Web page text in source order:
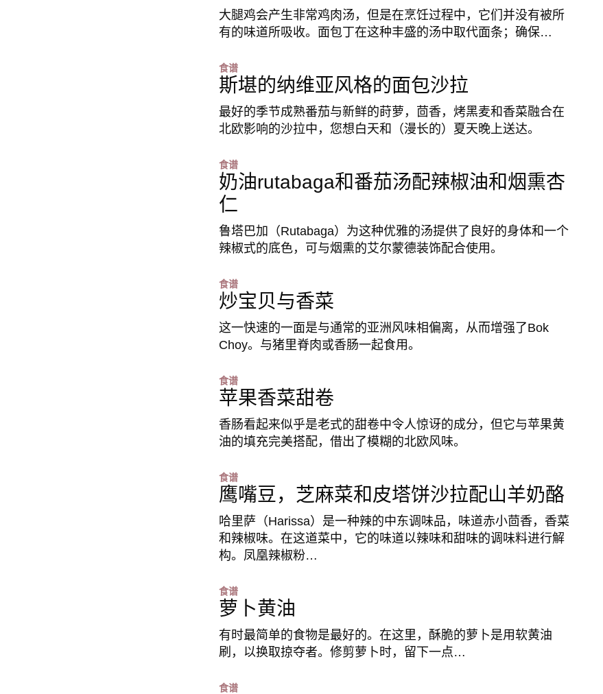
大腿鸡会产生非常鸡肉汤，但是在烹饪过程中，它们并没有被所
有的味道所吸收。面包丁在这种丰盛的汤中取代面条；确保…
食谱
斯堪的纳维亚风格的面包沙拉
最好的季节成熟番茄与新鲜的莳萝，茴香，烤黑麦和香菜融合在
北欧影响的沙拉中，您想白天和（漫长的）夏天晚上送达。
食谱
奶油rutabaga和番茄汤配辣椒油和烟熏杏
仁
鲁塔巴加（Rutabaga）为这种优雅的汤提供了良好的身体和一个
辣椒式的底色，可与烟熏的艾尔蒙德装饰配合使用。
食谱
炒宝贝与香菜
这一快速的一面是与通常的亚洲风味相偏离，从而增强了Bok
Choy。与猪里脊肉或香肠一起食用。
食谱
苹果香菜甜卷
香肠看起来似乎是老式的甜卷中令人惊讶的成分，但它与苹果黄
油的填充完美搭配，借出了模糊的北欧风味。
食谱
鹰嘴豆，芝麻菜和皮塔饼沙拉配山羊奶酪
哈里萨（Harissa）是一种辣的中东调味品，味道赤小茴香，香菜
和辣椒味。在这道菜中，它的味道以辣味和甜味的调味料进行解
构。凤凰辣椒粉…
食谱
萝卜黄油
有时最简单的食物是最好的。在这里，酥脆的萝卜是用软黄油
刷，以换取掠夺者。修剪萝卜时，留下一点…
食谱